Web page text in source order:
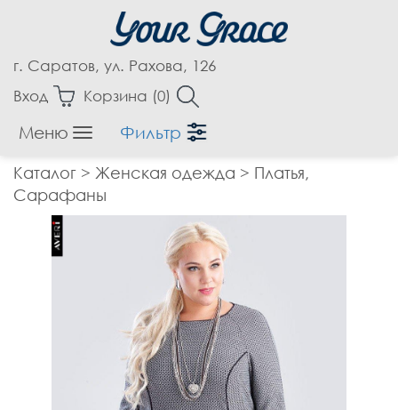
г. Саратов, ул. Рахова, 126
Вход
Корзина (0)
Меню
Фильтр
Аксессуары
Блузки
Бриджи
Брюки
Жакеты, Жилеты
Кардиганы
Каталог > Женская одежда > Платья,
Сарафаны